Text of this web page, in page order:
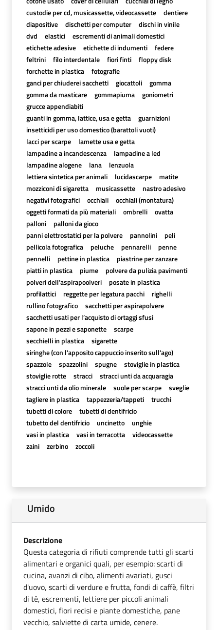
custodie per cd, musicassette, videocassette
dentiere
diapositive
dischetti per computer
dischi in vinile
dvd
elastici
escrementi di animali domestici
etichette adesive
etichette di indumenti
federe
feltrini
filo interdentale fiori finti
floppy disk
forchette in plastica
fotografie
ganci per chiuderei sacchetti
giocattoli
gomma
gomma da masticare
gommapiuma
goniometri
grucce appendiabiti
guanti in gomma, lattice, usa e getta
guarnizioni
insetticidi per uso domestico (barattoli vuoti)
lacci per scarpe
lamette usa e getta
lampadine a incandescenza
lampadine a led
lampadine alogene
lana
lenzuola
lettiera sintetica per animali
lucidascarpe
matite
mozziconi di sigaretta
musicassette
nastro adesivo
negativi fotografici
occhiali
occhiali (montatura)
oggetti formati da più materiali
ombrelli
ovatta
palloni
palloni da gioco
panni elettrostatici per la polvere
pannolini
peli
pellicola fotografica
peluche pennarelli
penne
pennelli
pettine in plastica
piastrine per zanzare
piatti in plastica
piume
polvere da pulizia pavimenti
polveri dell'aspirapoolveri
posate in plastica
profilattici
reggette per legatura pacchi
righelli
rullino fotografico
sacchetti per aspirapolvere
sacchetti usati per l’acquisto di ortaggi sfusi
sapone in pezzi e saponette
scarpe
secchielli in plastica
sigarette
siringhe (con l'apposito cappuccio inserito sull'ago)
spazzole
spazzolini spugne
stoviglie in plastica
stoviglie rotte
stracci
stracci unti da acquaragia
stracci unti da olio minerale
suole per scarpe
sveglie
tagliere in plastica
tappezzeria/tappeti
trucchi
tubetti di colore
tubetti di dentifricio
tubetto del dentifricio
uncinetto
unghie
vasi in plastica
vasi in terracotta
videocassette
zaini
zerbino zoccoli
Umido
Descrizione
Questa categoria di rifiuti comprende tutti gli scarti
alimentari e organici quali, per esempio: scarti di
cucina, avanzi di cibo, alimenti avariati, gusci
d'uovo, scarti di verdure e frutta, fondi di caffè, filtri
di tè, escrementi, lettiere per piccoli animali
domestici, fiori recisi e piante domestiche, pane
vecchio, salviette di carta umide, cenere.